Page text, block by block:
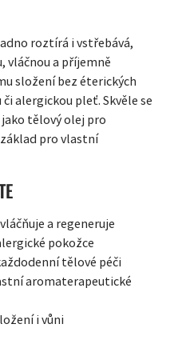
roztírá i vstřebává,
vláčnou a příjemně
složení bez éterických
alergickou pleť. Skvěle se
tělový olej pro
pro vlastní
a regeneruje
pokožce
tělové péči
aromaterapeutické
i vůni